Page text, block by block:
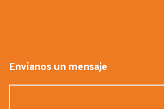
Envíanos un mensaje